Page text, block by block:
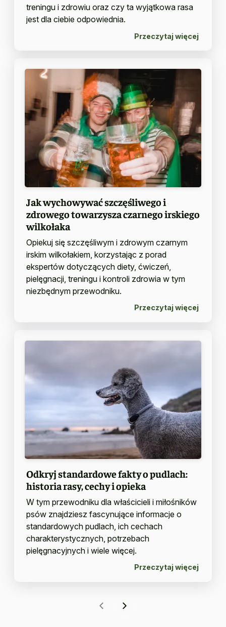
treningu i zdrowiu oraz czy ta wyjątkowa rasa
jest dla ciebie odpowiednia.
Przeczytaj więcej
Jak wychowywać szczęśliwego i
zdrowego towarzysza czarnego irskiego
wilkołaka
Opiekuj się szczęśliwym i zdrowym czarnym
irskim wilkołakiem, korzystając z porad
ekspertów dotyczących diety, ćwiczeń,
pielęgnacji, treningu i kontroli zdrowia w tym
niezbędnym przewodniku.
Przeczytaj więcej
Odkryj standardowe fakty o pudlach:
historia rasy, cechy i opieka
W tym przewodniku dla właścicieli i miłośników
psów znajdziesz fascynujące informacje o
standardowych pudlach, ich cechach
charakterystycznych, potrzebach
pielęgnacyjnych i wiele więcej.
Przeczytaj więcej